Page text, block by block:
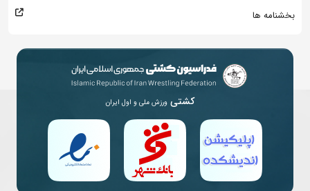
بخشنامه ها
کشتی ورزش ملی و اول ایران